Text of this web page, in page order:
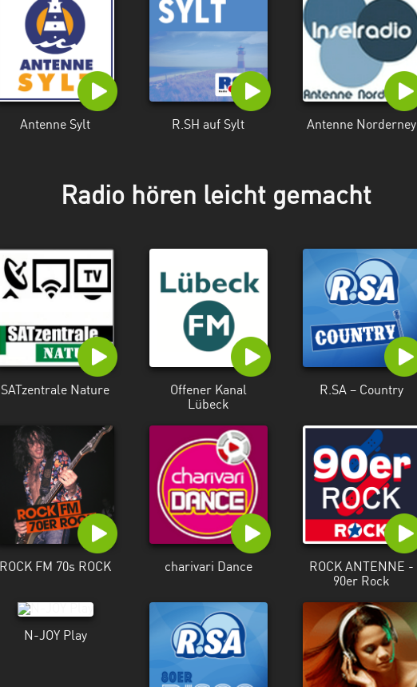
Antenne Sylt R.SH auf Sylt Antenne Norderney
Radio hören leicht gemacht
SATzentrale Nature
Offener Kanal
Lübeck
R.SA – Country
ROCK FM 70s ROCK charivari Dance
ROCK ANTENNE -
90er Rock
N-JOY Play